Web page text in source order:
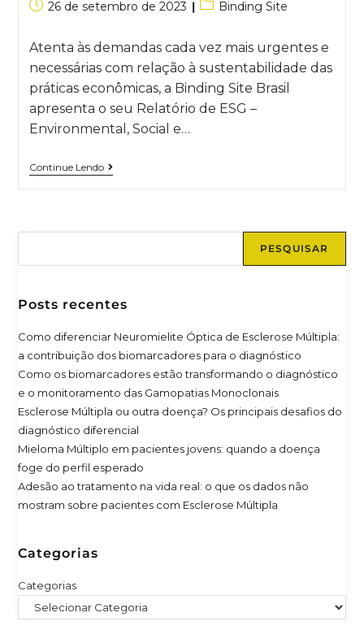
26 de setembro de 2023 Binding Site
Atenta às demandas cada vez mais urgentes e
necessárias com relação à sustentabilidade das
práticas econômicas, a Binding Site Brasil
apresenta o seu Relatório de ESG –
Environmental, Social e…
Continue Lendo
PESQUISAR
Posts recentes
Como diferenciar Neuromielite Óptica de Esclerose Múltipla:
a contribuição dos biomarcadores para o diagnóstico
Como os biomarcadores estão transformando o diagnóstico
e o monitoramento das Gamopatias Monoclonais
Esclerose Múltipla ou outra doença? Os principais desafios do
diagnóstico diferencial
Mieloma Múltiplo em pacientes jovens: quando a doença
foge do perfil esperado
Adesão ao tratamento na vida real: o que os dados não
mostram sobre pacientes com Esclerose Múltipla
Categorias
Categorias